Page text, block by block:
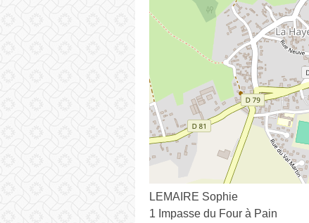
LEMAIRE Sophie
1 Impasse du Four à Pain